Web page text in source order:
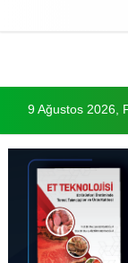
9 Ağustos 2026,